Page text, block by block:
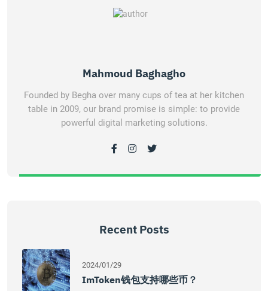
Mahmoud Baghagho
Founded by Begha over many cups of tea at her kitchen
table in 2009, our brand promise is simple: to provide
powerful digital marketing solutions.
Recent Posts
2024/01/29
ImToken钱包支持哪些币？